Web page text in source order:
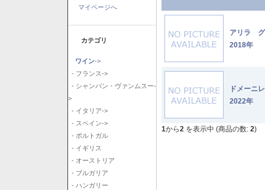
マイページへ
カテゴリ
ワイン->
- フランス->
- シャンパン・ヴァンムスー-
>
- イタリア->
- スペイン->
- ポルトガル
- イギリス
- オーストリア
- ブルガリア
- ハンガリー
アリラ
2018年
ドメー
2022年
1から2 を表示中 (商品の数: 2)